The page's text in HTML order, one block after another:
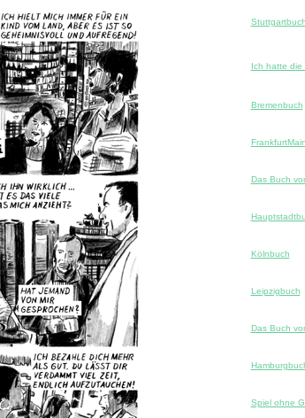
Stuttgartbuch
Ich hatte die
Bremenbuch
Das Buch
Kölnbuch
Leipzigbuch
Das Buch
Spiel ohne